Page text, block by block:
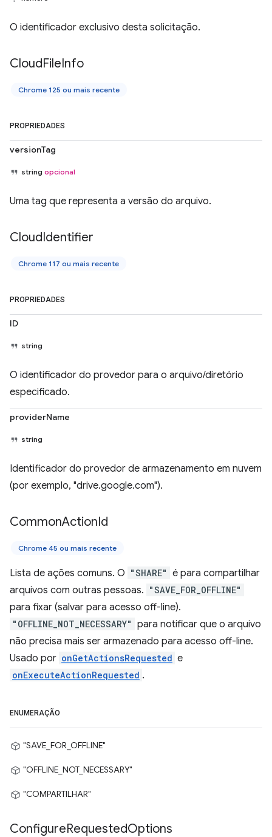
O identificador exclusivo desta solicitação.
CloudFileInfo
Chrome 125 ou mais recente
PROPRIEDADES
versionTag
string opcional
Uma tag que representa a versão do arquivo.
CloudIdentifier
Chrome 117 ou mais recente
PROPRIEDADES
ID
string
O identificador do provedor para o arquivo/diretório
especificado.
providerName
string
Identificador do provedor de armazenamento em nuvem
(por exemplo, "drive.google.com").
CommonActionId
Chrome 45 ou mais recente
Lista de ações comuns. O "SHARE" é para compartilhar
arquivos com outras pessoas. "SAVE_FOR_OFFLINE"
para fixar (salvar para acesso off-line).
"OFFLINE_NOT_NECESSARY" para notificar que o arquivo
não precisa mais ser armazenado para acesso off-line.
Usado por onGetActionsRequested e
onExecuteActionRequested .
ENUMERAÇÃO
"SAVE_FOR_OFFLINE"
"OFFLINE_NOT_NECESSARY"
"COMPARTILHAR"
ConfigureRequestedOptions